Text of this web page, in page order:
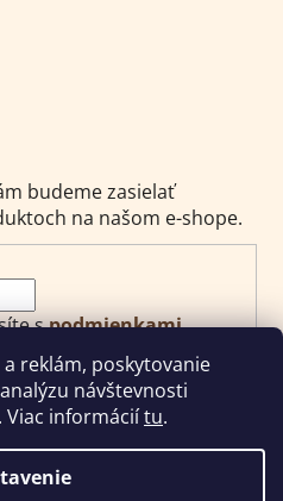
reklám, poskytovanie
návštevnosti
Viac informáciítu.
budeme zasielať
na našom e-shope.
spodmienkami